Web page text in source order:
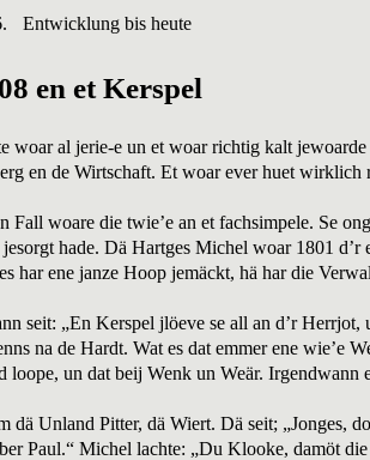
Entwicklung bis heute
en et Kerspel
woar al jerie-e un et woar richtig kalt
en de Wirtschaft. Et woar ever huet wirklich
Fall woare die twie’e an et fachsimpele. Se
hade. Dä Hartges Michel woar 1801 d’r
har ene janze Hoop jemäckt, hä har die
seit: „En Kerspel jlöeve se all an d’r
na de Hardt. Wat es dat emmer ene wie’e
loope, un dat beij Wenk un Weär. Irgendwann
dä Unland Pitter, dä Wiert. Dä seit; „Jonges,
Paul.“ Michel lachte: „Du Klooke, damöt